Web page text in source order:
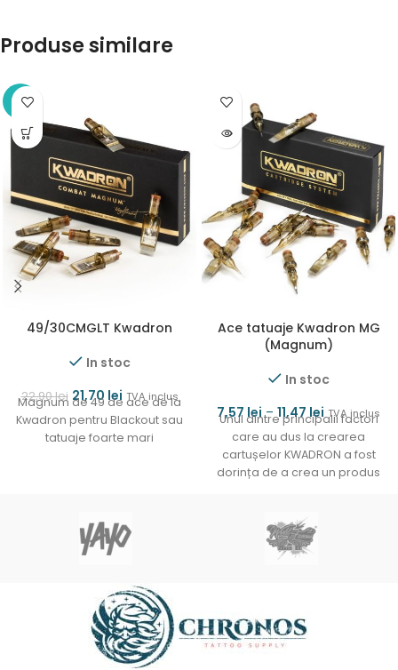
Produse similare
-5%
49/30CMGLT Kwadron
In stoc
22,90lei 21,70 lei TVA inclus
Magnum de 49 de ace de la
Kwadron pentru Blackout sau
tatuaje foarte mari
Ace tatuaje Kwadron MG
(Magnum)
In stoc
7,57 lei – 11,47lei TVA inclus
Unul dintre principalii factori
care au dus la crearea
cartușelor KWADRON a fost
dorința de a crea un produs